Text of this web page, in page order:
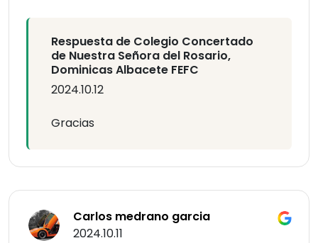
Respuesta de Colegio Concertado
de Nuestra Señora del Rosario,
Dominicas Albacete FEFC
2024.10.12
Gracias
Carlos medrano garcia
2024.10.11